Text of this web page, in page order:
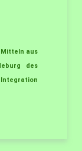
Mitteln aus
des